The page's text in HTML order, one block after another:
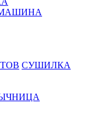
СУШИЛКА